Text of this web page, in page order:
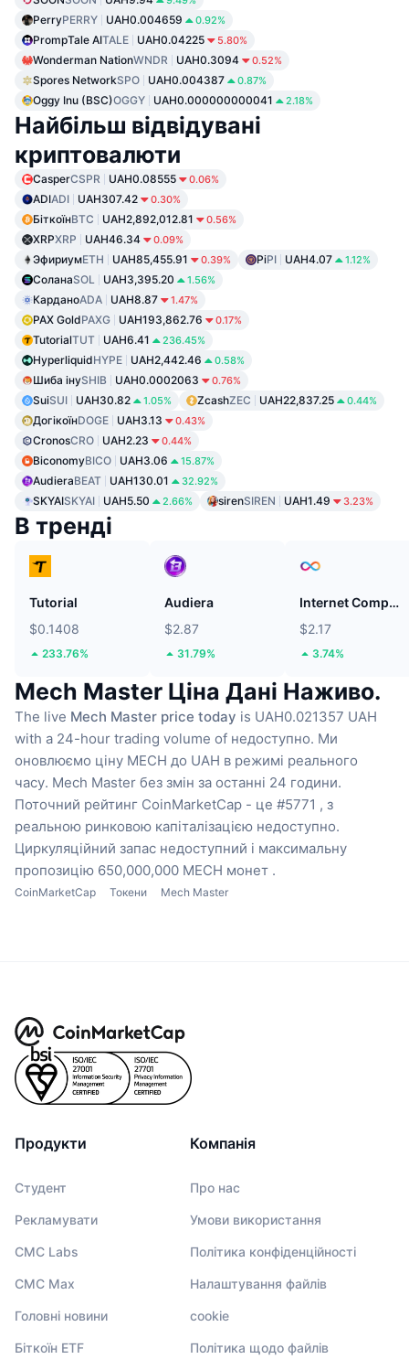
PerryPERRY UAH0.004659 0.92%
PrompTale AITALE UAH0.04225 5.80%
Wonderman NationWNDR UAH0.3094 0.52%
Spores NetworkSPO UAH0.004387 0.87%
Oggy Inu (BSC)OGGY UAH0.000000000041 2.18%
Найбільш відвідувані
криптовалюти
CasperCSPR UAH0.08555 0.06%
ADIADI UAH307.42 0.30%
БіткоїнBTC UAH2,892,012.81 0.56%
XRPXRP UAH46.34 0.09%
ЭфириумETH UAH85,455.91 0.39% PiPI UAH4.07 1.12%
СоланаSOL UAH3,395.20 1.56%
КарданоADA UAH8.87 1.47%
PAX GoldPAXG UAH193,862.76 0.17%
TutorialTUT UAH6.41 236.45%
HyperliquidHYPE UAH2,442.46 0.58%
Шиба інуSHIB UAH0.0002063 0.76%
SuiSUI UAH30.82 1.05% ZcashZEC UAH22,837.25 0.44%
ДогікоїнDOGE UAH3.13 0.43%
CronosCRO UAH2.23 0.44%
BiconomyBICO UAH3.06 15.87%
AudieraBEAT UAH130.01 32.92%
SKYAISKYAI UAH5.50 2.66% sirenSIREN UAH1.49 3.23%
В тренді
Tutorial
$0.1408
233.76%
Audiera
$2.87
31.79%
Internet Computer
$2.17
3.74%
Mech Master Ціна Дані Наживо.
The live Mech Master price today is UAH0.021357 UAH
with a 24-hour trading volume of недоступно. Ми
оновлюємо ціну MECH до UAH в режимі реального
часу. Mech Master без змін за останні 24 години.
Поточний рейтинг CoinMarketCap - це #5771 , з
реальною ринковою капіталізацією недоступно.
Циркуляційний запас недоступний і максимальну
пропозицію 650,000,000 MECH монет .
CoinMarketCap Токени Mech Master
Продукти
Студент
Рекламувати
CMC Labs
CMC Max
Головні новини
Біткоїн ETF
Компанія
Про нас
Умови використання
Політика конфіденційності
Налаштування файлів
cookie
Політика щодо файлів